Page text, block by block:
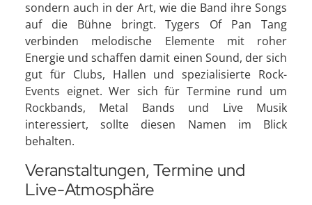
sondern auch in der Art, wie die Band ihre Songs
auf die Bühne bringt. Tygers Of Pan Tang
verbinden melodische Elemente mit roher
Energie und schaffen damit einen Sound, der sich
gut für Clubs, Hallen und spezialisierte Rock-
Events eignet. Wer sich für Termine rund um
Rockbands, Metal Bands und Live Musik
interessiert, sollte diesen Namen im Blick
behalten.
Veranstaltungen, Termine und
Live-Atmosphäre